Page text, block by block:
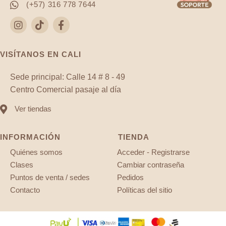
(+57) 316 778 7644
VISÍTANOS EN CALI
Sede principal: Calle 14 # 8 - 49
Centro Comercial pasaje al día
Ver tiendas
INFORMACIÓN
Quiénes somos
Clases
Puntos de venta / sedes
Contacto
TIENDA
Acceder - Registrarse
Cambiar contraseña
Pedidos
Políticas del sitio